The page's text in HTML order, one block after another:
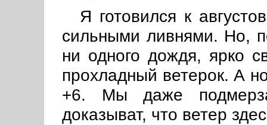
Я готовился к
сильными ливнями. Но,
ни одного дождя, ярко
прохладный ветерок. А
+6. Мы даже
доказыват, что ветер